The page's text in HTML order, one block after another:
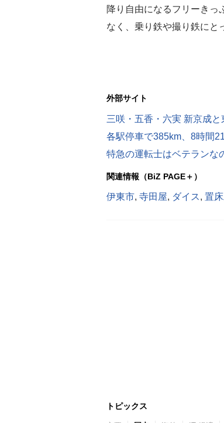
降り自由になるフリーきっ
なく、乗り鉄や撮り鉄にと
外部サイト
三咲・五香・六実 新京成
各駅停車で385km、8時間
特急の運転士はベテランな
関連情報（BiZ PAGE＋）
伊東市, 寺田屋, ダイス, 置
トピックス